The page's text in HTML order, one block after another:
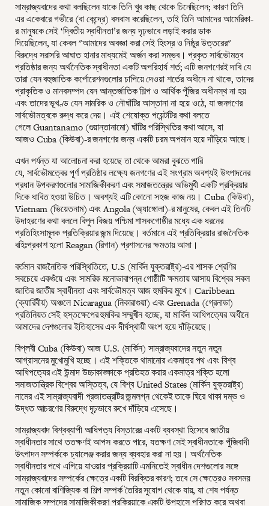
সাম্রাজ্যবাদের কথা বলছিলেন যাকে তিনি খুব কাছ থেকে চিনেছিলেন; কারণ তিনি
এর একেবারে গভীরে (বা কেন্দ্রে) বসবাস করেছিলেন, তাই তিনি আমাদের আমেরিকা-
র মানুষকে সেই ‘দ্বিতীয় স্বাধীনতা’র জন্য দৃঢ়ভাবে লড়াই করার ডাক
দিয়েছিলেন, যা কেবল "আমাদের অবজ্ঞা করা সেই হিংস্র ও নিষ্ঠুর উত্তরের"
বিরুদ্ধে সরাসরি আঘাত হানার মাধ্যমেই অর্জন করা সম্ভব। প্রকৃত সার্বভৌমত্ব
প্রতিষ্ঠার জন্য অর্থনৈতিক স্বাধীনতা একটি অপরিহার্য শর্ত; এটি জনগণেরই দাবি যে
তারা যেন বহুজাতিক কর্পোরেশনগুলোর চাপিয়ে দেওয়া শর্তের অধীনে না থাকে, তাদের
প্রাকৃতিক ও মানবসম্পদ যেন আন্তর্জাতিক শিল্প ও আর্থিক পুঁজির অধীনস্থ না হয়
এবং তাদের ভূখণ্ড যেন সামরিক ও নৌঘাঁটির আস্তানা না হয়ে ওঠে, যা জনগণের
সার্বভৌমত্বকে রুদ্ধ করে দেয়। এই শেষোক্ত পয়েন্টটির কথা বলতে
গেলে Guantanamo (গুয়ান্তানামো) ঘাঁটির পরিস্থিতির কথা আসে, যা
আজও Cuba (কিউবা)-র জনগণের জন্য একটি চরম অপমান হয়ে দাঁড়িয়ে আছে।
এখন পর্যন্ত যা আলোচনা করা হয়েছে তা থেকে আমরা বুঝতে পারি
যে, সার্বভৌমত্বের পূর্ণ প্রতিষ্ঠার লক্ষ্যে জনগণের এই সংগ্রাম অবশ্যই উৎপাদনের
প্রধান উপকরণগুলোর সামাজিকীকরণ এবং সমাজতন্ত্রের অভিমুখী একটি প্রক্রিয়ার
দিকে ধাবিত হওয়া উচিত। অবশ্যই এটি কোনো সহজ কাজ নয়। Cuba (কিউবা),
Vietnam (ভিয়েতনাম) এবং Angola (অ্যাঙ্গোলা)-র মানুষের, কেবল এই তিনটি
উদাহরণের কথা বললে বিপুল বিজয় পশ্চিমা শাসকগোষ্ঠীর মধ্যে এক ধরনের
প্রতিহিংসামূলক প্রতিক্রিয়ার জন্ম দিয়েছে। বর্তমানে এই প্রতিক্রিয়ার রাজনৈতিক
বহিঃপ্রকাশ হলো Reagan (রিগান) প্রশাসনের ক্ষমতায় আসা।
বর্তমান রাজনৈতিক পরিস্থিতিতে, U.S (মার্কিন যুক্তরাষ্ট্র)-এর শাসক শ্রেণির
সবচেয়ে একগুঁয়ে এবং সামরিক মনোভাবাপন্ন গোষ্ঠীটি ক্ষমতায় আসায় বিশ্বের সকল
জাতির জাতীয় স্বাধীনতা এবং সার্বভৌমত্ব আজ হুমকির মুখে। Caribbean
(ক্যারিবীয়) অঞ্চলে Nicaragua (নিকারাগুয়া) এবং Grenada (গ্রেনাডা)
প্রতিনিয়ত সেই হস্তক্ষেপের হুমকির সম্মুখীন হচ্ছে, যা মার্কিন আধিপত্যের অধীনে
আমাদের দেশগুলোর ইতিহাসের এক দীর্ঘস্থায়ী অংশ হয়ে দাঁড়িয়েছে।
বিপ্লবী Cuba (কিউবা) আজ U.S. (মার্কিন) সাম্রাজ্যবাদের নতুন নতুন
আগ্রাসনের মুখোমুখি হচ্ছে। এই শক্তিকে থামানোর একমাত্র পথ এবং বিশ্ব
আধিপত্যের এই উন্মাদ উচ্চাকাঙ্ক্ষাকে প্রতিহত করার একমাত্র শক্তি হলো
সমাজতান্ত্রিক বিশ্বের অস্তিত্ব, যে বিশ্ব United States (মার্কিন যুক্তরাষ্ট্র)
নামের এই সাম্রাজ্যবাদী প্রজাতন্ত্রটির জন্মলগ্ন থেকেই তাকে ঘিরে থাকা দম্ভ ও
উদ্ধত আচরণের বিরুদ্ধে দৃঢ়ভাবে রুখে দাঁড়িয়ে এসেছে।
সাম্রাজ্যবাদ বিশ্বব্যাপী আধিপত্য বিস্তারের একটি ব্যবস্থা হিসেবে জাতীয়
স্বাধীনতার সাথে ততক্ষণই আপস করতে পারে, যতক্ষণ সেই স্বাধীনতাকে পুঁজিবাদী
উৎপাদন সম্পর্ককে চ্যালেঞ্জ করার জন্য ব্যবহার করা না হয়। অর্থনৈতিক
স্বাধীনতার পথে এগিয়ে যাওয়ার প্রক্রিয়াটি এমনিতেই স্বাধীন দেশগুলোর সঙ্গে
সাম্রাজ্যবাদের সম্পর্কের ক্ষেত্রে একটি বিরক্তির কারণ; তবে সে ক্ষেত্রেও সবসময়
নতুন কোনো বাণিজ্যিক বা শিল্প সম্পর্ক তৈরির সুযোগ থেকে যায়, যা শেষ পর্যন্ত
সামাজিক সম্পদের সামাজিকীকরণ প্রক্রিয়াকে একটি উপহাসে পরিণত করে অথবা